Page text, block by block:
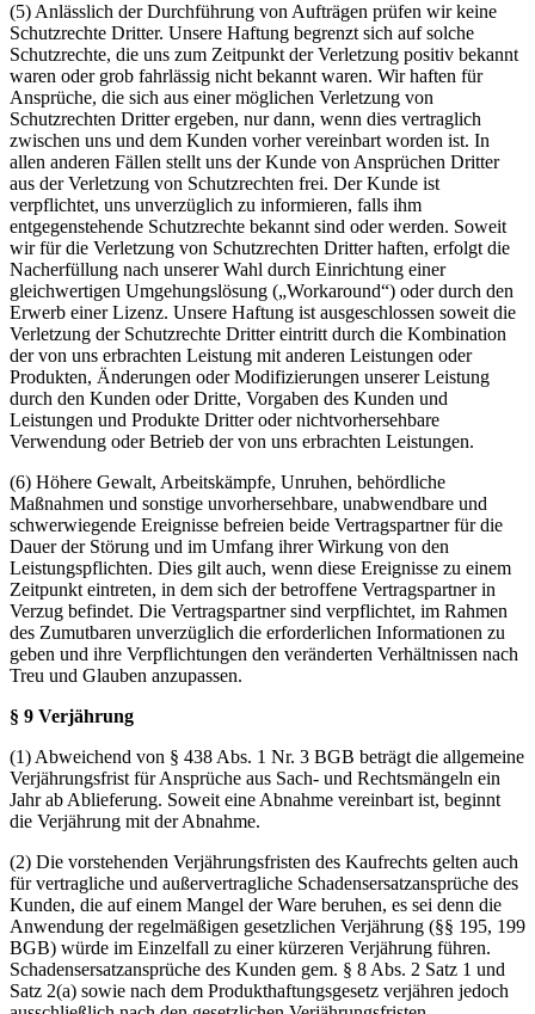
(5) Anlässlich der Durchführung von Aufträgen prüfen wir keine
Schutzrechte Dritter. Unsere Haftung begrenzt sich auf solche
Schutzrechte, die uns zum Zeitpunkt der Verletzung positiv bekannt
waren oder grob fahrlässig nicht bekannt waren. Wir haften für
Ansprüche, die sich aus einer möglichen Verletzung von
Schutzrechten Dritter ergeben, nur dann, wenn dies vertraglich
zwischen uns und dem Kunden vorher vereinbart worden ist. In
allen anderen Fällen stellt uns der Kunde von Ansprüchen Dritter
aus der Verletzung von Schutzrechten frei. Der Kunde ist
verpflichtet, uns unverzüglich zu informieren, falls ihm
entgegenstehende Schutzrechte bekannt sind oder werden. Soweit
wir für die Verletzung von Schutzrechten Dritter haften, erfolgt die
Nacherfüllung nach unserer Wahl durch Einrichtung einer
gleichwertigen Umgehungslösung („Workaround“) oder durch den
Erwerb einer Lizenz. Unsere Haftung ist ausgeschlossen soweit die
Verletzung der Schutzrechte Dritter eintritt durch die Kombination
der von uns erbrachten Leistung mit anderen Leistungen oder
Produkten, Änderungen oder Modifizierungen unserer Leistung
durch den Kunden oder Dritte, Vorgaben des Kunden und
Leistungen und Produkte Dritter oder nichtvorhersehbare
Verwendung oder Betrieb der von uns erbrachten Leistungen.
(6) Höhere Gewalt, Arbeitskämpfe, Unruhen, behördliche
Maßnahmen und sonstige unvorhersehbare, unabwendbare und
schwerwiegende Ereignisse befreien beide Vertragspartner für die
Dauer der Störung und im Umfang ihrer Wirkung von den
Leistungspflichten. Dies gilt auch, wenn diese Ereignisse zu einem
Zeitpunkt eintreten, in dem sich der betroffene Vertragspartner in
Verzug befindet. Die Vertragspartner sind verpflichtet, im Rahmen
des Zumutbaren unverzüglich die erforderlichen Informationen zu
geben und ihre Verpflichtungen den veränderten Verhältnissen nach
Treu und Glauben anzupassen.
§ 9 Verjährung
(1) Abweichend von § 438 Abs. 1 Nr. 3 BGB beträgt die allgemeine
Verjährungsfrist für Ansprüche aus Sach- und Rechtsmängeln ein
Jahr ab Ablieferung. Soweit eine Abnahme vereinbart ist, beginnt
die Verjährung mit der Abnahme.
(2) Die vorstehenden Verjährungsfristen des Kaufrechts gelten auch
für vertragliche und außervertragliche Schadensersatzansprüche des
Kunden, die auf einem Mangel der Ware beruhen, es sei denn die
Anwendung der regelmäßigen gesetzlichen Verjährung (§§ 195, 199
BGB) würde im Einzelfall zu einer kürzeren Verjährung führen.
Schadensersatzansprüche des Kunden gem. § 8 Abs. 2 Satz 1 und
Satz 2(a) sowie nach dem Produkthaftungsgesetz verjähren jedoch